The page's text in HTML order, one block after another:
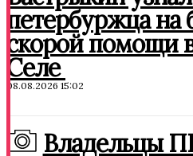
петербуржца на
скорой помощи
Селе
08.08.2026 15:02
Владельцы